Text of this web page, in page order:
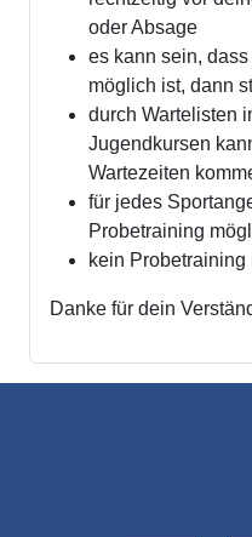
oder Absage
es kann sein,
möglich ist, dann
durch Wartelisten
Jugendkursen
Wartezeiten
für jedes
Probetraining
kein
Danke für dein